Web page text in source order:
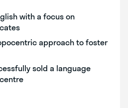
with a focus on
approach to foster
sold a language